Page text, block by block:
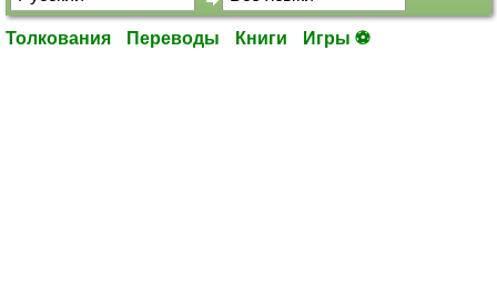
Толкования Переводы Книги Игры ⚽